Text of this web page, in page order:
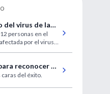
del virus de la
personas en el
por el virus
terapia dificulta su
reconocer a
medicina)
caras del éxito.